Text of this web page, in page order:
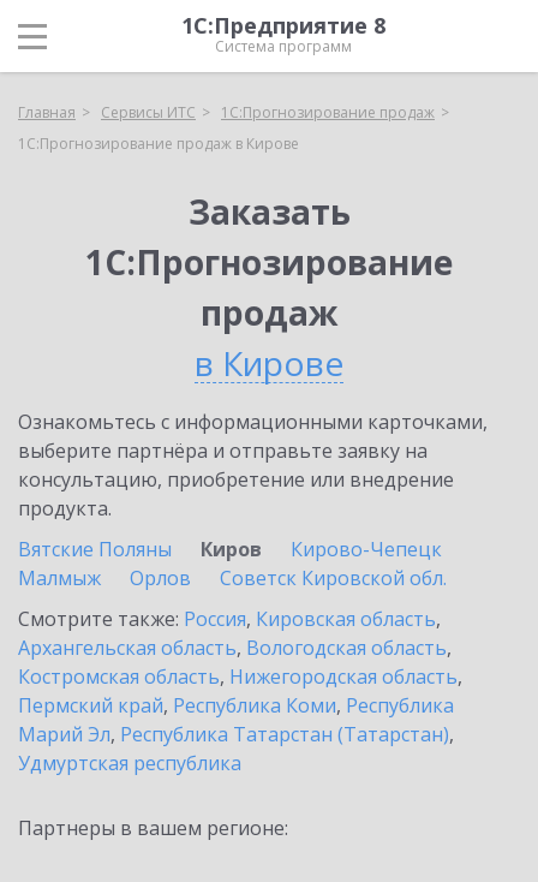
1С:Предприятие 8
Система программ
Главная Сервисы ИТС
1С:Прогнозирование продаж
1С:Прогнозирование продаж в Кирове
Заказать
1С:Прогнозирование
продаж
в Кирове
Ознакомьтесь с информационными карточками,
выберите партнёра и отправьте заявку на
консультацию, приобретение или внедрение
продукта.
Вятские Поляны
Киров
Кирово-Чепецк
Малмыж
Орлов
Советск Кировской обл.
Смотрите также: Россия, Кировская область,
Архангельская область, Вологодская область,
Костромская область, Нижегородская область,
Пермский край, Республика Коми, Республика
Марий Эл, Республика Татарстан (Татарстан),
Удмуртская республика
Партнеры в вашем регионе: